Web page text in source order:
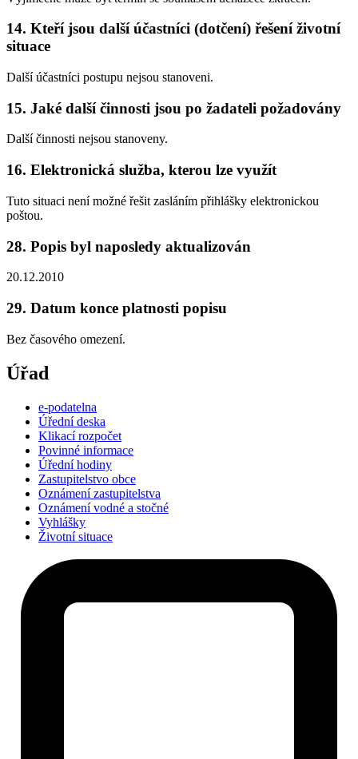
14. Kteří jsou další účastníci (dotčení) řešení životní
situace
Další účastníci postupu nejsou stanoveni.
15. Jaké další činnosti jsou po žadateli požadovány
Další činnosti nejsou stanoveny.
16. Elektronická služba, kterou lze využít
Tuto situaci není možné řešit zasláním přihlášky elektronickou
poštou.
28. Popis byl naposledy aktualizován
20.12.2010
29. Datum konce platnosti popisu
Bez časového omezení.
Úřad
e-podatelna
Úřední deska
Klikací rozpočet
Povinné informace
Úřední hodiny
Zastupitelstvo obce
Oznámení zastupitelstva
Oznámení vodné a stočné
Vyhlášky
Životní situace